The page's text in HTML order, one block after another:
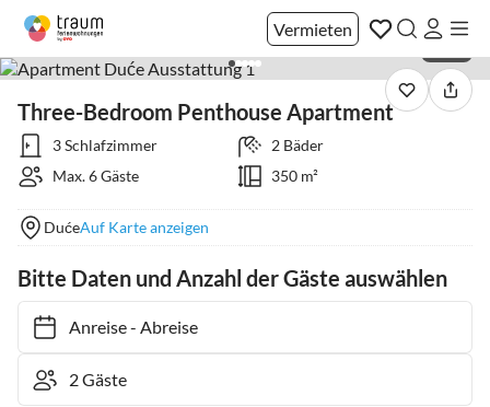
Vermieten
Three-Bedroom Penthouse Apartment
3 Schlafzimmer
2 Bäder
Max. 6 Gäste
350 m²
DućeAuf Karte anzeigen
Bitte Daten und Anzahl der Gäste auswählen
Anreise- Abreise